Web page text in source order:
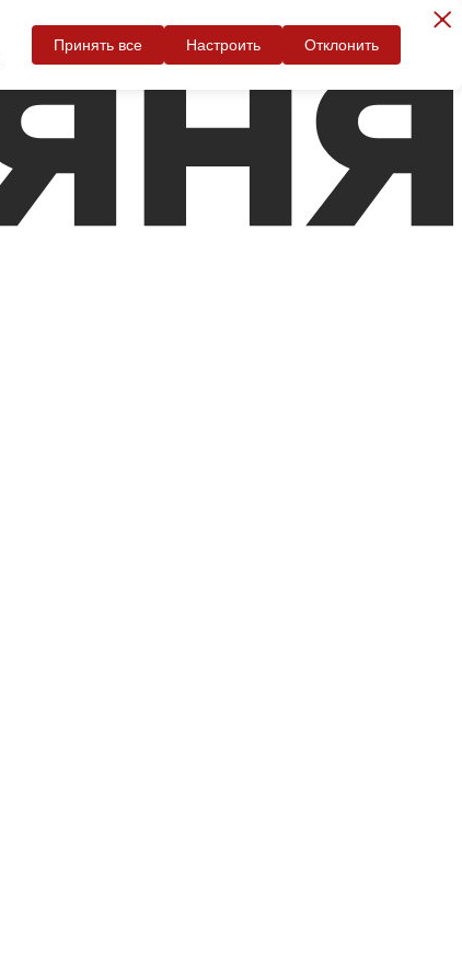
Принять все Настроить Отклонить